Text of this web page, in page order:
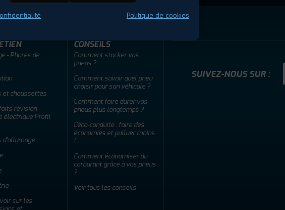
- Phares de
et chaussettes
révision
électrique Profil
d'allumage
sur les
CONSEILS
Comment stocker vos
pneus ?
Comment savoir quel pneu
choisir pour son véhicule ?
Comment faire durer vos
pneus plus longtemps ?
L'éco-conduite : faire des
économies et polluer moins
!
Comment économiser du
carburant grâce à vos pneus
?
Voir tous les conseils
SUIVEZ-NOUS SUR :
Politique de cookies